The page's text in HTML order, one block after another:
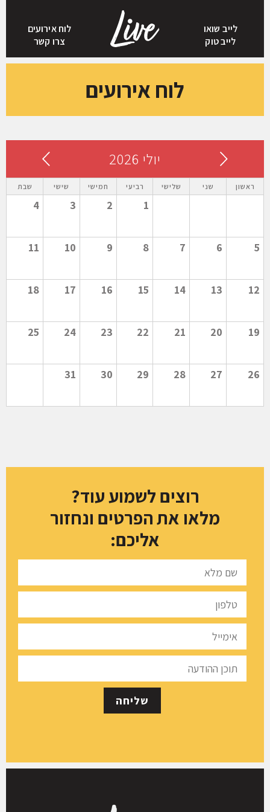
לייב שואו
לייב טוק
לוח אירועים
צרו קשר
לוח אירועים
יולי 2026
ראשון שני שלישי רביעי חמישי שישי שבת
1
2
3
4
5
6
7
8
9
10
11
12
13
14
15
16
17
18
19
20
21
22
23
24
25
26
27
28
29
30
31
רוצים לשמוע עוד?
מלאו את הפרטים ונחזור
אליכם: